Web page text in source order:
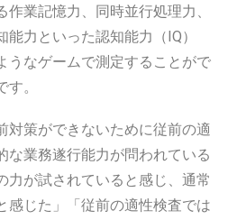
作業記憶力、同時並行処理力、
力といった認知能力（IQ）
うなゲームで測定することがで
。
対策ができないために従前の適
な業務遂行能力が問われている
力が試されていると感じ、通常
感じた」「従前の適性検査では